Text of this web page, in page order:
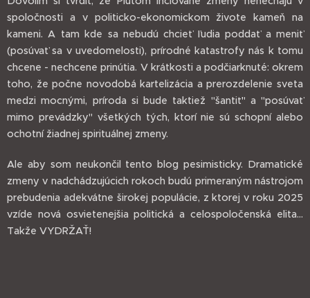
spoločnosti a v politicko-ekonomickom živote kameň na
kameni. A tam kde sa nebudú chcieť ľudia poddať a meniť
(posúvať sa v uvedomelosti), prírodné katastrofy nás k tomu
chcene - nechcene prinútia. V krátkosti a podčiarknuté: okrem
toho, že počne novodobá kartelizácia a prerozdelenie sveta
medzi mocnými, príroda si bude taktiež "šantiť" a "posúvať
mimo prevádzky" všetkých tých, ktorí nie sú schopní alebo
ochotní žiadnej spirituálnej zmeny.
Ale aby som neukončil tento blog pesimisticky. Dramatické
zmeny v nadchádzujúcich rokoch budú primeraným nástrojom
prebudenia adekvátne širokej populácie, z ktorej v roku 2025
vzíde nová osvietenejšia politická a celospoločenská elita...
Takže VYDRŽAŤ!